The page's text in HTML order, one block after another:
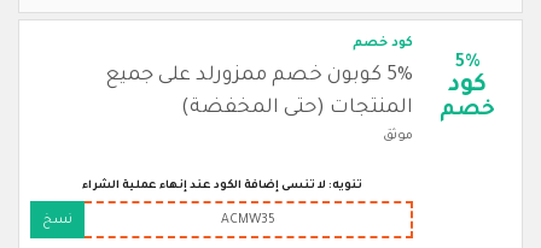
5%
كود
خصم
كود خصم
5% كوبون خصم ممزورلد على جميع
المنتجات (حتى المخفضة)
موثق
تنويه: لا تنسى إضافة الكود عند إنهاء عملية الشراء
ACMW35 نسخ